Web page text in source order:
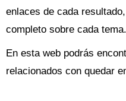
enlaces de cada
completo sobre cada tema.
En esta web podrás
relacionados con quedar